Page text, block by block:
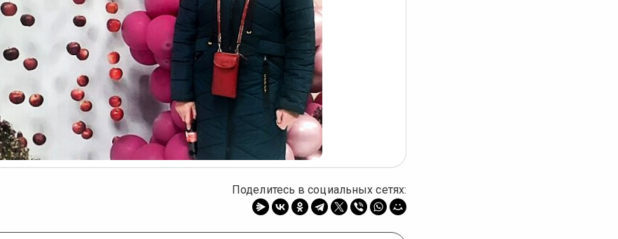
Поделитесь в социальных сетях: